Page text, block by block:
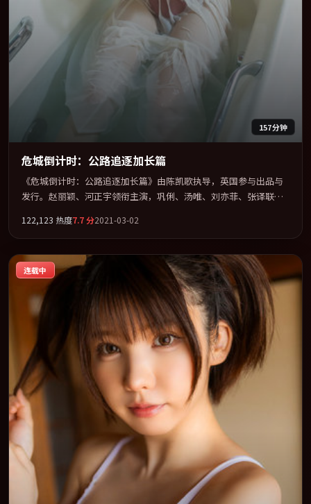
157分钟
危城倒计时：公路追逐加长篇
《危城倒计时：公路追逐加长篇》由陈凯歌执导，英国参与出品与
发行。赵丽颖、河正宇领衔主演，巩俐、汤唯、刘亦菲、张译联袂
为骨架，在叙事、表演与视听上力求统一。定于 2021-08-03 在内地
院线及主流平台同步亮相，2021 年度话题片中口碑稳健，适合喜欢
强情节与人物弧光的观众完整观看。
122,123 热度7.7分2021-03-02
连载中